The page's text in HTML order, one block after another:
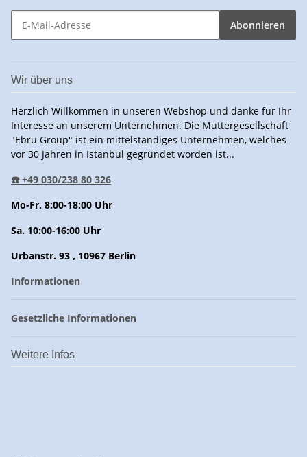
Abonnieren
Wir über uns
Herzlich Willkommen in unseren Webshop und danke für Ihr
Interesse an unserem Unternehmen. Die Muttergesellschaft
"Ebru Group" ist ein mittelständiges Unternehmen, welches
vor 30 Jahren in Istanbul gegründet worden ist...
☎️ +49 030/238 80 326
Mo-Fr. 8:00-18:00 Uhr
Sa. 10:00-16:00 Uhr
Urbanstr. 93 , 10967 Berlin
Informationen
Gesetzliche Informationen
Weitere Infos